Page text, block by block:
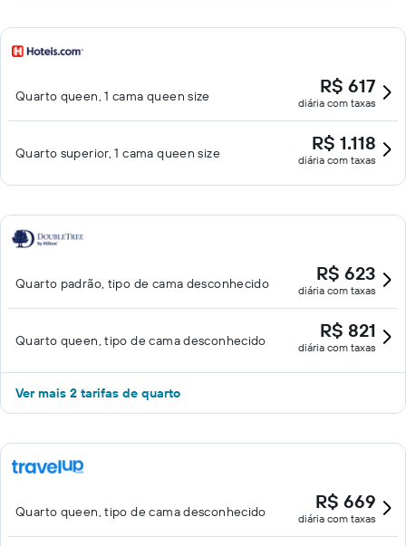
Quarto queen, 1 cama queen size R$ 617
diária com taxas
Quarto superior, 1 cama queen size R$ 1.118
diária com taxas
Quarto padrão, tipo de cama desconhecido R$ 623
diária com taxas
Quarto queen, tipo de cama desconhecido R$ 821
diária com taxas
Ver mais 2 tarifas de quarto
Quarto queen, tipo de cama desconhecido R$ 669
diária com taxas